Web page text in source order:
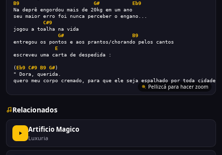
B9
G#
Eb9
Na deprê engordou mais de 20kg em um ano
seu maior erro foi nunca perceber o engano...
C#9
jogou a toalha na vida
G#
B9
entregou os pontos e aos prantos/chorando pelos cantos
E
escreveu uma carta de despedida :
(Eb9 C#9 B9 G#)
" Dora, querida.
quero meu corpo cremado, para que ele seja espalhado por toda cidade
Pellizcá para hacer zoom
Relacionados
Artificio Magico
Luxuria